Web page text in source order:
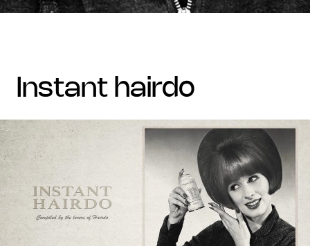
instant hairdo